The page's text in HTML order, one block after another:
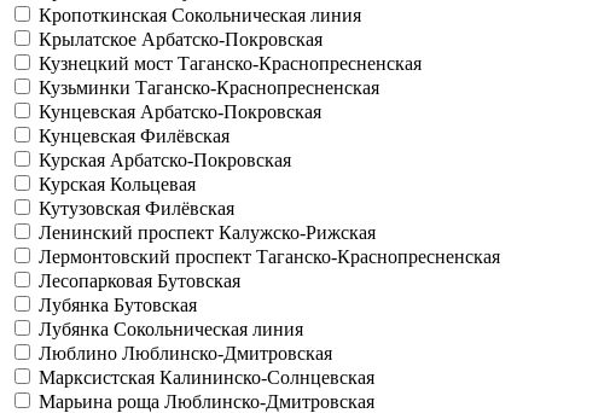
Кропоткинская Сокольническая линия
Крылатское Арбатско-Покровская
Кузнецкий мост Таганско-Краснопресненская
Кузьминки Таганско-Краснопресненская
Кунцевская Арбатско-Покровская
Кунцевская Филёвская
Курская Арбатско-Покровская
Курская Кольцевая
Кутузовская Филёвская
Ленинский проспект Калужско-Рижская
Лермонтовский проспект Таганско-Краснопресненская
Лесопарковая Бутовская
Лубянка Бутовская
Лубянка Сокольническая линия
Люблино Люблинско-Дмитровская
Марксистская Калининско-Солнцевская
Марьина роща Люблинско-Дмитровская